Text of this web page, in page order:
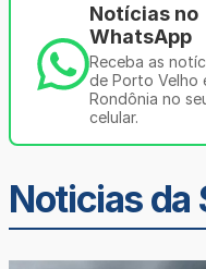
Notícias no
WhatsApp
Receba as
de Porto Velho
Rondônia no
celular.
Noticias da